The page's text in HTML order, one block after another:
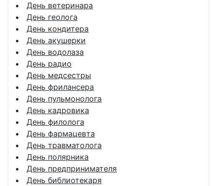
День ветеринара
День геолога
День кондитера
День акушерки
День водолаза
День радио
День медсестры
День фрилансера
День пульмонолога
День кадровика
День филолога
День фармацевта
День травматолога
День полярника
День предпринимателя
День библиотекаря